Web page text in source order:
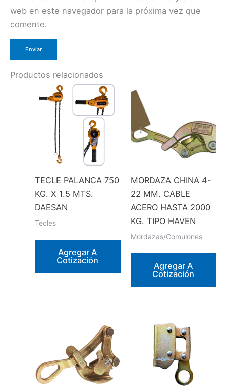
web en este navegador para la próxima vez que
comente.
Productos relacionados
TECLE PALANCA 750
KG. X 1.5 MTS.
DAESAN
Tecles
Agregar A
Cotización
MORDAZA CHINA 4-
22 MM. CABLE
ACERO HASTA 2000
KG. TIPO HAVEN
Mordazas/Comulones
Agregar A
Cotización